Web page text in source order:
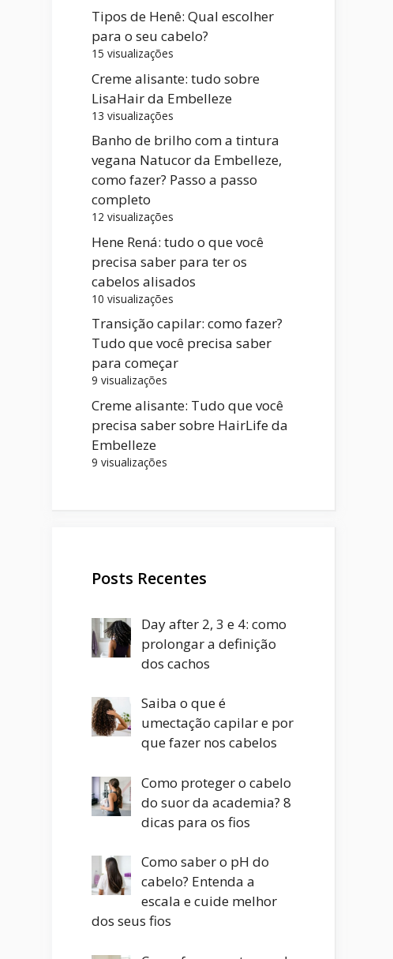
Tipos de Henê: Qual escolher
para o seu cabelo?
15 visualizações
Creme alisante: tudo sobre
LisaHair da Embelleze
13 visualizações
Banho de brilho com a tintura
vegana Natucor da Embelleze,
como fazer? Passo a passo
completo
12 visualizações
Hene Rená: tudo o que você
precisa saber para ter os
cabelos alisados
10 visualizações
Transição capilar: como fazer?
Tudo que você precisa saber
para começar
9 visualizações
Creme alisante: Tudo que você
precisa saber sobre HairLife da
Embelleze
9 visualizações
Posts Recentes
Day after 2, 3 e 4: como
prolongar a definição
dos cachos
Saiba o que é
umectação capilar e por
que fazer nos cabelos
Como proteger o cabelo
do suor da academia? 8
dicas para os fios
Como saber o pH do
cabelo? Entenda a
escala e cuide melhor
dos seus fios